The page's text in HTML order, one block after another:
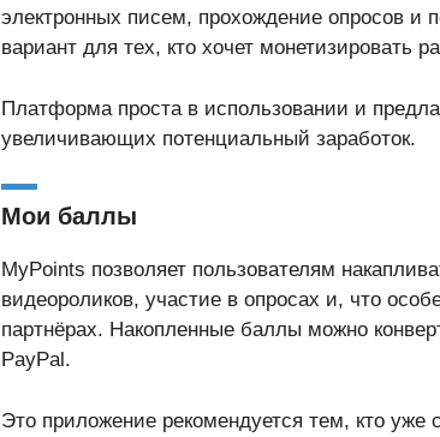
электронных писем, прохождение опросов
вариант для тех, кто хочет монетизировать
Платформа проста в использовании и
увеличивающих потенциальный заработок.
Мои баллы
MyPoints позволяет пользователям
видеороликов, участие в опросах и, что
партнёрах. Накопленные баллы можно
PayPal.
Это приложение рекомендуется тем, кто уже